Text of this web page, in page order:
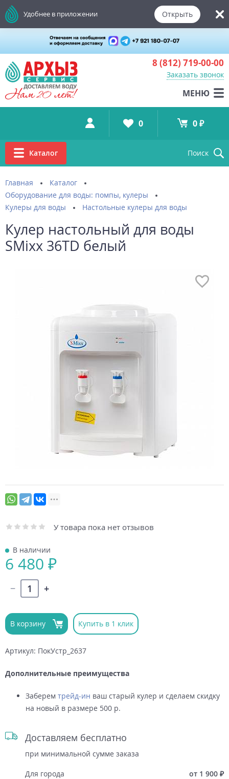
8 (812) 719-00-00
Заказать звонок
МЕНЮ
Удобнее в приложении Открыть
Каталог Поиск
0 0 ₽
Главная
Каталог
Оборудование для воды: помпы, кулеры
Кулеры для воды
Настольные кулеры для воды
Кулер настольный для воды
SMixx 36TD белый
У товара пока нет отзывов
В наличии
6 480 ₽
В корзину Купить в 1 клик
Артикул: ПокУстр_2637
Дополнительные преимущества
Заберем трейд-ин ваш старый кулер и сделаем скидку
на новый в размере 500 р.
Доставляем бесплатно
при минимальной сумме заказа
Для города
от 1 900